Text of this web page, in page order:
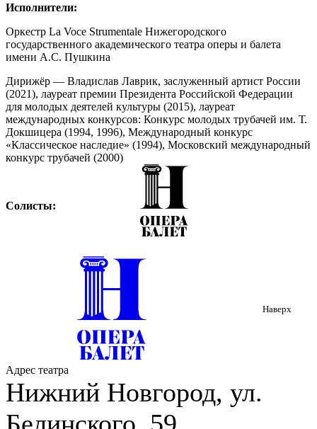
Исполнители:
Оркестр La Voce Strumentale Нижегородского
государственного академического театра оперы и балета
имени А.С. Пушкина
Дирижёр — Владислав Лаврик, заслуженный артист России
(2021), лауреат премии Президента Российской Федерации
для молодых деятелей культуры (2015), лауреат
международных конкурсов: Конкурс молодых трубачей им. Т.
Докшицера (1994, 1996), Международный конкурс
«Классическое наследие» (1994), Московский международный
конкурс трубачей (2000)
Солисты:
Сергей Кузьмин (тенор), лауреат международных конкурсов
Сергей Писарев (тенор), лауреат международных конкурсов
Светлана Ползикова (сопрано), лауреат международных
Елена Сизова (сопрано), лауреат международных конкурсов
Карина Хэрунц (меццо-сопрано), лауреат международного
конкурса
Карина Шагова (фортепиано)
Наверх
Адрес театра
Нижний Новгород, ул.